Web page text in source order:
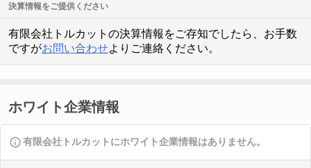
決算情報をご提供ください
有限会社トルカットの決算情報をご存知でしたら、お手数
ですがお問い合わせよりご連絡ください。
ホワイト企業情報
有限会社トルカットにホワイト企業情報はありません。